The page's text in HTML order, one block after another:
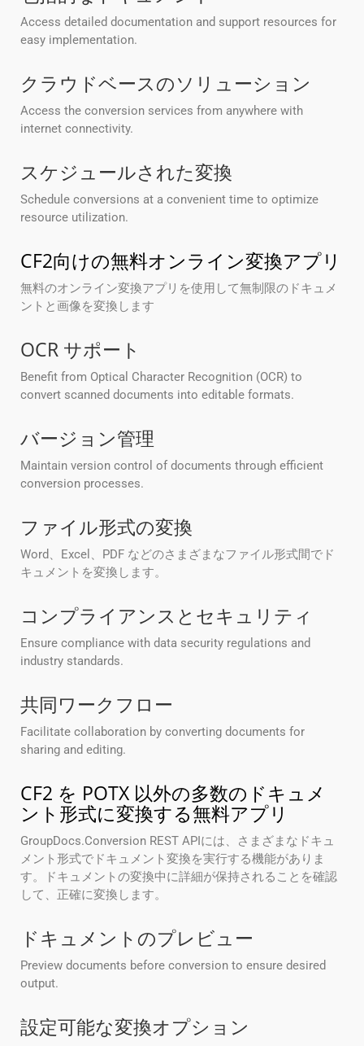
Access detailed documentation and support resources for
easy implementation.
クラウドベースのソリューション
Access the conversion services from anywhere with
internet connectivity.
スケジュールされた変換
Schedule conversions at a convenient time to optimize
resource utilization.
CF2向けの無料オンライン変換アプリ
無料のオンライン変換アプリを使用して無制限のドキュメ
ントと画像を変換します
OCR サポート
Benefit from Optical Character Recognition (OCR) to
convert scanned documents into editable formats.
バージョン管理
Maintain version control of documents through efficient
conversion processes.
ファイル形式の変換
Word、Excel、PDF などのさまざまなファイル形式間でド
キュメントを変換します。
コンプライアンスとセキュリティ
Ensure compliance with data security regulations and
industry standards.
共同ワークフロー
Facilitate collaboration by converting documents for
sharing and editing.
CF2 を POTX 以外の多数のドキュメ
ント形式に変換する無料アプリ
GroupDocs.Conversion REST APIには、さまざまなドキュ
メント形式でドキュメント変換を実行する機能がありま
す。ドキュメントの変換中に詳細が保持されることを確認
して、正確に変換します。
ドキュメントのプレビュー
Preview documents before conversion to ensure desired
output.
設定可能な変換オプション